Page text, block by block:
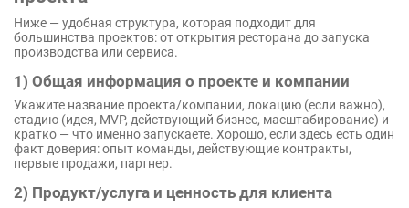
Ниже — удобная структура, которая подходит для
большинства проектов: от открытия ресторана до запуска
производства или сервиса.
1) Общая информация о проекте и компании
Укажите название проекта/компании, локацию (если важно),
стадию (идея, MVP, действующий бизнес, масштабирование) и
кратко — что именно запускаете. Хорошо, если здесь есть один
факт доверия: опыт команды, действующие контракты,
первые продажи, партнер.
2) Продукт/услуга и ценность для клиента